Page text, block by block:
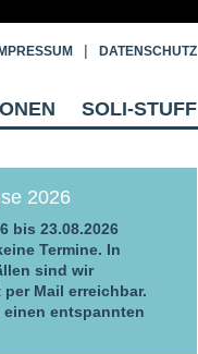
SOLI-STUFF
IMPRESSUM DATENSCHUTZ
2026
bis 23.08.2026
Termine. In
sind wir
Mail erreichbar.
entspannten